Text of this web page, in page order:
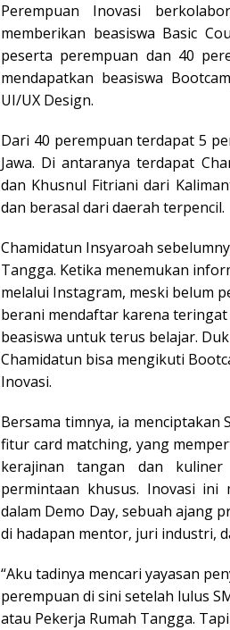
Perempuan Inovasi
memberikan beasiswa Basic
peserta perempuan dan 40
mendapatkan beasiswa
UI/UX Design.
Dari 40 perempuan terdapat 5
Jawa. Di antaranya terdapat
dan Khusnul Fitriani dari
dan berasal dari daerah terpencil.
Chamidatun Insyaroah
Tangga. Ketika menemukan
melalui Instagram, meski belum
berani mendaftar karena
beasiswa untuk terus belajar.
Chamidatun bisa mengikuti
Inovasi.
Bersama timnya, ia menciptakan
fitur card matching, yang
kerajinan tangan dan
permintaan khusus. Inovasi ini
dalam Demo Day, sebuah ajang
di hadapan mentor, juri industri,
“Aku tadinya mencari yayasan
perempuan di sini setelah lulus
atau Pekerja Rumah Tangga.